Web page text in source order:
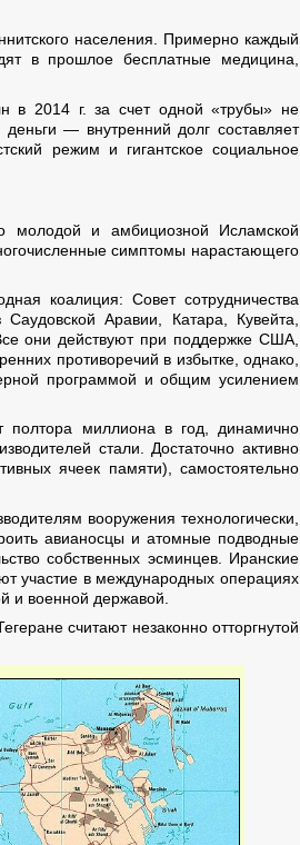
населения. Примерно каждый
в прошлое бесплатные медицина,
в 2014 г. за счет одной «трубы» не
— внутренний долг составляет
режим и гигантское социальное
молодой и амбициозной Исламской
симптомы нарастающего
коалиция: Совет сотрудничества
Аравии, Катара, Кувейта,
они действуют при поддержке США,
противоречий в избытке, однако,
программой и общим усилением
полтора миллиона в год, динамично
стали. Достаточно активно
ячеек памяти), самостоятельно
вооружения технологически,
авианосцы и атомные подводные
собственных эсминцев. Иранские
участие в международных операциях
и военной державой.
считают незаконно отторгнутой